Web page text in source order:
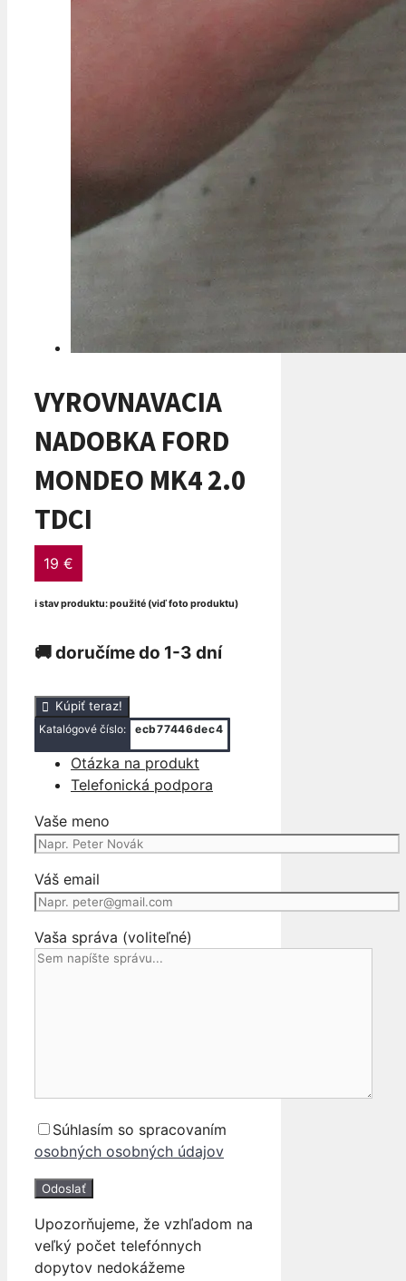
VYROVNAVACIA
NADOBKA FORD
MONDEO MK4 2.0
TDCI
19 €
ℹ stav produktu: použité (viď foto produktu)
🚚 doručíme do 1-3 dní
množstvo
VYROVNAVACIA
NADOBKA
FORD
MONDEO
MK4
2.0
TDCI
Kúpiť teraz!
Katalógové číslo: ecb77446dec4
Otázka na produkt
Telefonická podpora
Vaše meno
Váš email
Vaša správa (voliteľné)
Súhlasím so spracovaním
osobných osobných údajov
Upozorňujeme, že vzhľadom na
veľký počet telefónnych
dopytov nedokážeme